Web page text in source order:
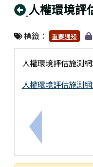
回上頁
人權環境評
標籤： 重要通知
上一筆：2026嘉
人權環境評估施測
人權環境評估施測